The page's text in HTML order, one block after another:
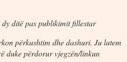
dy ditë pas publikimit fillestar
përkushtim dhe dashuri. Ju lutem
duke përdorur vjegzën/linkun